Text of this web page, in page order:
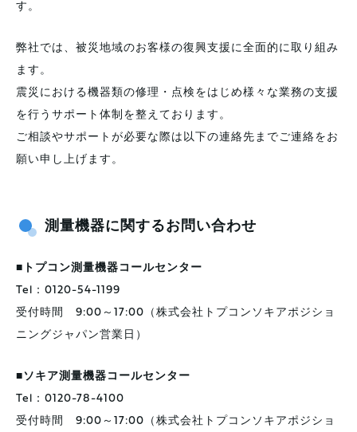
す。
弊社では、被災地域のお客様の復興支援に全面的に取り組み
ます。
震災における機器類の修理・点検をはじめ様々な業務の支援
を行うサポート体制を整えております。
ご相談やサポートが必要な際は以下の連絡先までご連絡をお
願い申し上げます。
測量機器に関するお問い合わせ
■ トプコン測量機器コールセンター
Tel：0120-54-1199
受付時間 9:00～17:00（株式会社トプコンソキアポジショ
ニングジャパン営業日）
■ソキア測量機器コールセンター
Tel：0120-78-4100
受付時間 9:00～17:00（株式会社トプコンソキアポジショ